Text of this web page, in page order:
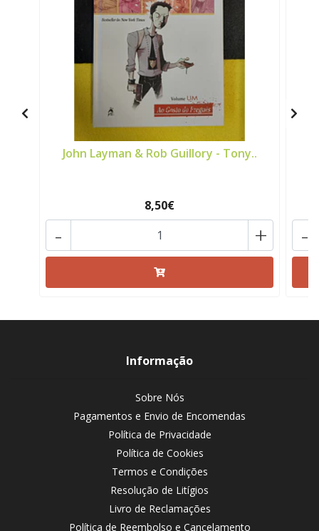
John Layman & Rob Guillory - Tony..
8,50€
+
- -
Informação
Sobre Nós
Pagamentos e Envio de Encomendas
Política de Privacidade
Política de Cookies
Termos e Condições
Resolução de Litígios
Livro de Reclamações
Política de Reembolso e Cancelamento